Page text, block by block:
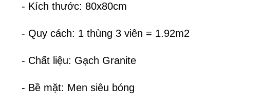
- Kích thước: 80x80cm
- Quy cách: 1 thùng 3 viên = 1.92m2
- Chất liệu: Gạch Granite
- Bề mặt: Men siêu bóng